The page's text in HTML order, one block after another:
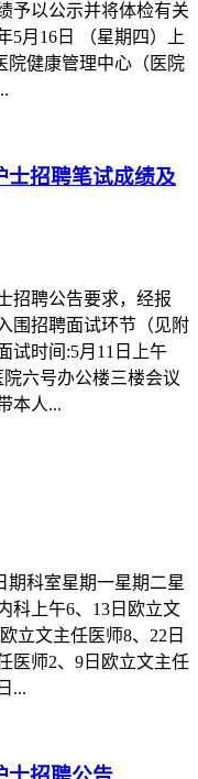
予以公示并将体检有关
5月16日 （星期四）上
院健康管理中心（医院
士招聘笔试成绩及
招聘公告要求，经报
围招聘面试环节（见附
试时间:5月11日上午
六号办公楼三楼会议
本人...
期科室星期一星期二星
科上午6、13日欧立文
立文主任医师8、22日
医师2、9日欧立文主任
...